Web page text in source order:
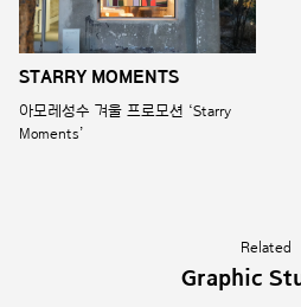
STARRY MOMENTS
아모레성수 겨울 프로모션 ‘Starry
Moments’
Related
Graphic